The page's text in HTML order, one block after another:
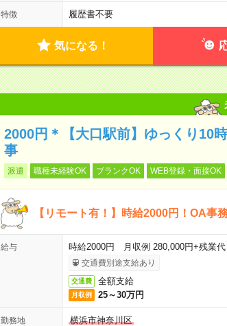
特徴 履歴書不要
気になる！
2000円＊【大口駅前】ゆっくり10
事
派遣 職種未経験OK ブランクOK WEB登録・面接OK
【リモート有！】時給2000円！OA事
給与 時給2000円 月収例 280,000円+残業代
交通費別途支給あり
交通費 全額支給
月収例 25～30万円
勤務地
横浜市神奈川区